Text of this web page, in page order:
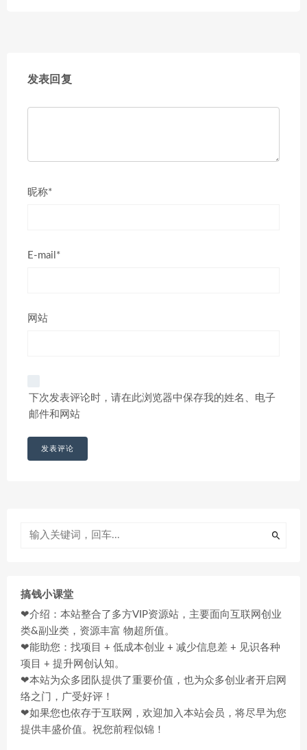
发表回复
昵称*
E-mail*
网站
下次发表评论时，请在此浏览器中保存我的姓名、电子
邮件和网站
搞钱小课堂
❤介绍：本站整合了多方VIP资源站，主要面向互联网创业
类&副业类，资源丰富 物超所值。
❤能助您：找项目 + 低成本创业 + 减少信息差 + 见识各种
项目 + 提升网创认知。
❤本站为众多团队提供了重要价值，也为众多创业者开启网
络之门，广受好评！
❤如果您也依存于互联网，欢迎加入本站会员，将尽早为您
提供丰盛价值。祝您前程似锦！